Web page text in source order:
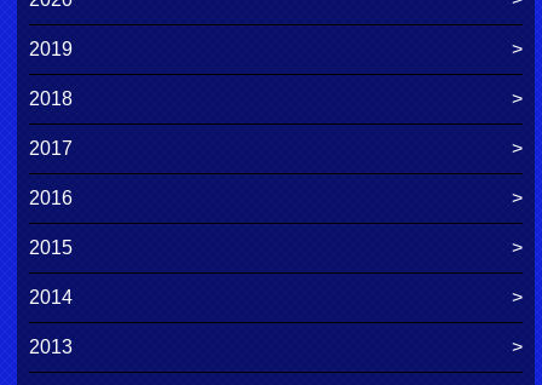
2019
2018
2017
2016
2015
2014
2013